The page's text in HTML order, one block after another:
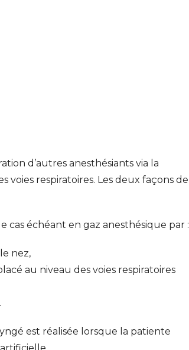
d’autres anesthésiants via la
voies respiratoires. Les deux façons de
cas échéant en gaz anesthésique par :
nez,
au niveau des voies respiratoires
est réalisée lorsque la patiente